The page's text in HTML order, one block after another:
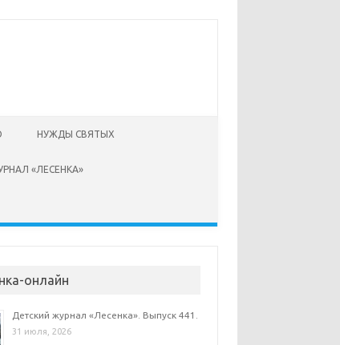
НУЖДЫ СВЯТЫХ
«ЛЕСЕНКА»
онлайн
Детский журнал «Лесенка». Выпуск 441.
31 июля, 2026